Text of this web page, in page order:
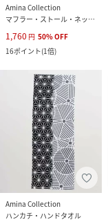
Amina Collection
マフラー・ストール・ネックウォーマー
1,760 円 50%OFF
16ポイント(1倍)
Amina Collection
ハンカチ・ハンドタオル